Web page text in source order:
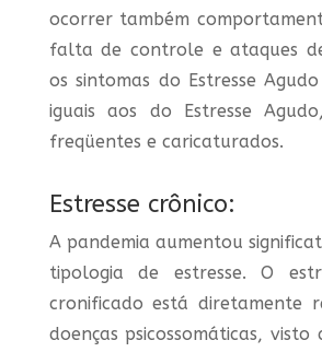
ocorrer também
falta de controle e ataques
os sintomas do Estresse
iguais aos do Estresse
freqüentes e caricaturados.
Estresse crônico:
A pandemia aumentou
tipologia de estresse. O
cronificado está diretamente
doenças psicossomáticas, visto